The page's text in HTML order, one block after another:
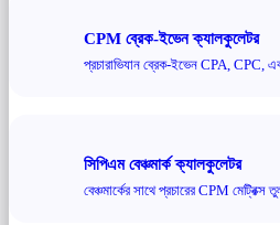
CPM ব্রেক-ইভেন ক্যালকুলেটর
প্রচারাভিযান ব্রেক-ইভেন CPA, CPC,
সিপিএম বেঞ্চমার্ক ক্যালকুলেটর
বেঞ্চমার্কের সাথে প্রচারের CPM মেট্রিক্স